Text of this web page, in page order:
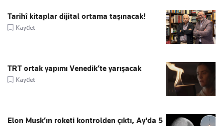
Tarihî kitaplar dijital ortama taşınacak!
Kaydet
TRT ortak yapımı Venedik’te yarışacak
Kaydet
Elon Musk’ın roketi kontrolden çıktı, Ay'da 5